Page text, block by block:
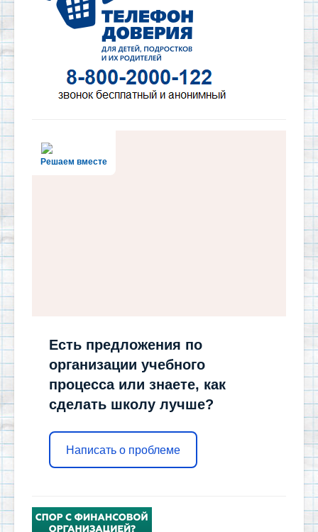
Решаем вместе
Есть предложения по
организации учебного
процесса или знаете, как
сделать школу лучше?
Написать о проблеме